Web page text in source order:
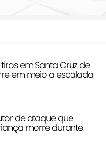
em Santa Cruz de
em meio a escalada
de ataque que
morre durante